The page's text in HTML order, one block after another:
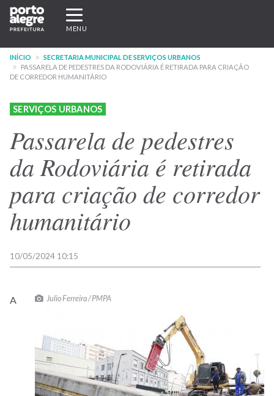
Pular
para
conteúdo
principal
Expandir/recolher
navegação
MENU
INÍCIO
SECRETARIA MUNICIPAL DE SERVIÇOS URBANOS
PASSARELA DE PEDESTRES DA RODOVIÁRIA É RETIRADA PARA CRIAÇÃO
DE CORREDOR HUMANITÁRIO
SERVIÇOS URBANOS
Passarela de pedestres
da Rodoviária é retirada
para criação de corredor
humanitário
10/05/2024 10:15
Julio Ferreira / PMPA
A